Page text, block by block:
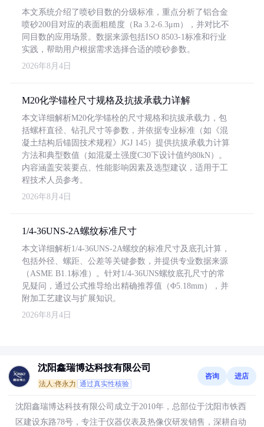
本文系统介绍了喷砂目数的分级标准，重点分析了铝合金
喷砂200目对应的表面粗糙度（Ra 3.2-6.3μm），并对比不
同目数的应用场景。数据来源包括ISO 8503-1标准和行业
实践，帮助用户根据需求选择合适的喷砂参数。
2026年8月4日
M20化学锚栓尺寸规格及抗拔承载力详解
本文详细解析M20化学锚栓的尺寸规格和抗拔承载力，包
括螺杆直径、钻孔尺寸等参数，并依据专业标准（如《混
凝土结构后锚固技术规程》JGJ 145）提供抗拔承载力计算
方法和典型数值（如混凝土强度C30下设计值约80kN）。
内容涵盖安装要点、性能影响因素及选型建议，适用于工
程技术人员参考。
2026年8月4日
1/4-36UNS-2A螺纹标准尺寸
本文详细解析1/4-36UNS-2A螺纹的标准尺寸及底孔计算，
包括外径、螺距、公差等关键参数，并提供专业数据来源
（ASME B1.1标准）。针对1/4-36UNS螺纹底孔尺寸的常
见疑问，通过公式推导给出精确推荐值（Φ5.18mm），并
附加工艺建议与扩展知识。
2026年8月4日
沈阳鑫瑞博达科技有限公司
法人:佟永力 通过真实性核验
咨询 进店
沈阳鑫瑞博达科技有限公司成立于2010年，总部位于沈阳市铁西
区建设东路78号，专注于仪器仪表及热像仪研发销售，深耕自动